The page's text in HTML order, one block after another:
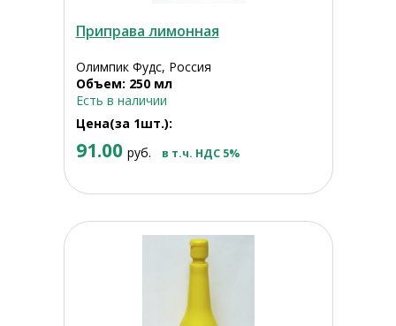
Приправа лимонная
Олимпик Фудс, Россия
Объем: 250 мл
Есть в наличии
Цена(за 1шт.):
91.00 руб. в т.ч. НДС 5%